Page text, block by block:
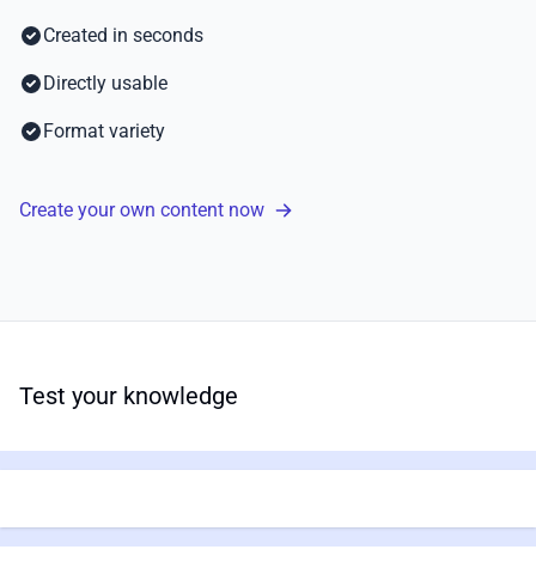
Created in seconds
Directly usable
Format variety
Create your own content now
Test your knowledge